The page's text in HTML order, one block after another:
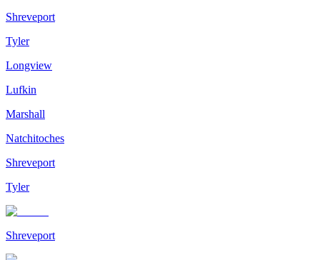
Shreveport
Tyler
Longview
Lufkin
Marshall
Natchitoches
Shreveport
Tyler
Shreveport